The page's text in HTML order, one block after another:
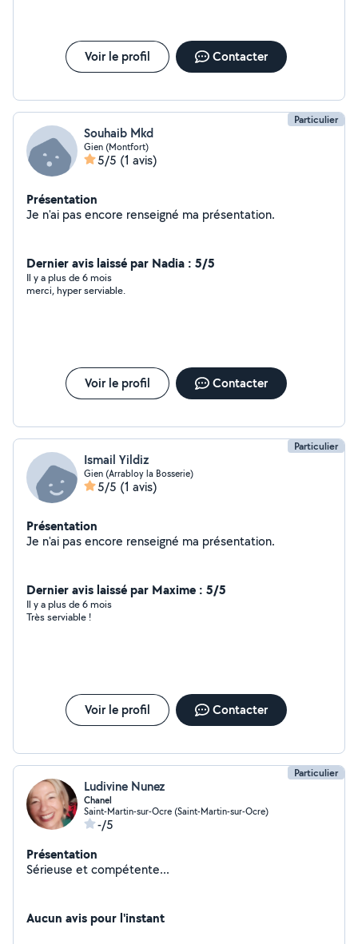
Voir le profil Contacter
Particulier
Souhaib Mkd
Gien (Montfort)
5/5 (1 avis)
Présentation
Je n'ai pas encore renseigné ma présentation.
Dernier avis laissé par Nadia : 5/5
Il y a plus de 6 mois
merci, hyper serviable.
Voir le profil Contacter
Particulier
Ismail Yildiz
Gien (Arrabloy la Bosserie)
5/5 (1 avis)
Présentation
Je n'ai pas encore renseigné ma présentation.
Dernier avis laissé par Maxime : 5/5
Il y a plus de 6 mois
Très serviable !
Voir le profil Contacter
Particulier
Ludivine Nunez
Chanel
Saint-Martin-sur-Ocre (Saint-Martin-sur-Ocre)
-/5
Présentation
Sérieuse et compétente...
Aucun avis pour l'instant